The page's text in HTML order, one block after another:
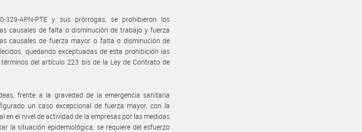
329-APN-PTE y sus prórrogas, se prohibieron los
causales de falta o disminución de trabajo y fuerza
causales de fuerza mayor o falta o disminución de
quedando exceptuadas de esta prohibición las
del artículo 223 bis de la Ley de Contrato de
frente a la gravedad de la emergencia sanitaria
un caso excepcional de fuerza mayor, con la
en el nivel de actividad de la empresas por las medidas
la situación epidemiológica, se requiere del esfuerzo